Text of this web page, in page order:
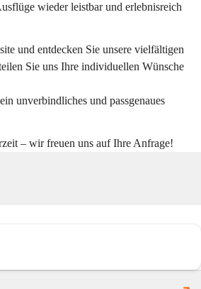
wieder leistbar und erlebnisreich
und entdecken Sie unsere vielfältigen
Sie uns Ihre individuellen Wünsche
unverbindliches und passgenaues
– wir freuen uns auf Ihre Anfrage!